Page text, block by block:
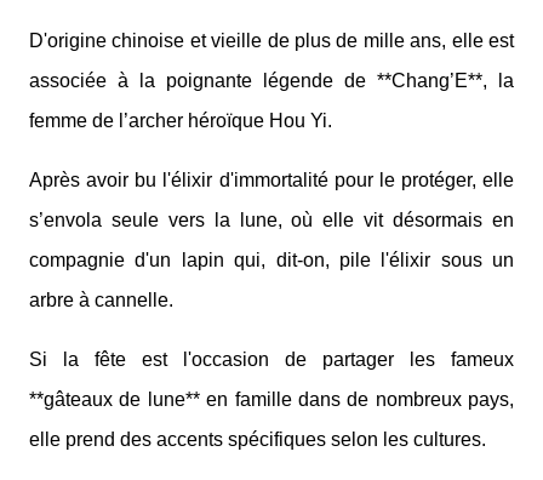
D'origine chinoise et vieille de plus de mille ans, elle est
associée à la poignante légende de **Chang’E**, la
femme de l’archer héroïque Hou Yi.
Après avoir bu l'élixir d'immortalité pour le protéger, elle
s’envola seule vers la lune, où elle vit désormais en
compagnie d'un lapin qui, dit-on, pile l'élixir sous un
arbre à cannelle.
Si la fête est l'occasion de partager les fameux
**gâteaux de lune** en famille dans de nombreux pays,
elle prend des accents spécifiques selon les cultures.